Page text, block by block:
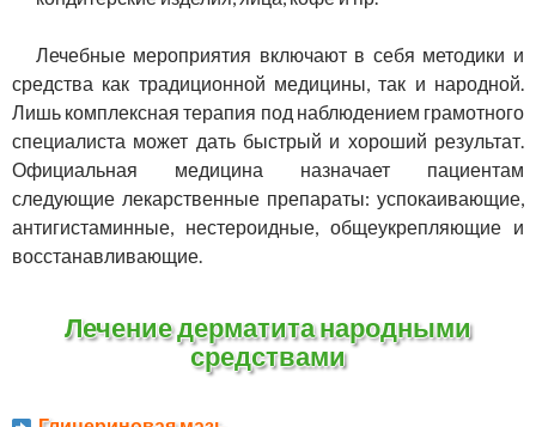
Лечебные мероприятия включают в себя методики и
средства как традиционной медицины, так и народной.
Лишь комплексная терапия под наблюдением грамотного
специалиста может дать быстрый и хороший результат.
Официальная медицина назначает пациентам
следующие лекарственные препараты: успокаивающие,
антигистаминные, нестероидные, общеукрепляющие и
восстанавливающие.
Лечение дерматита народными
средствами